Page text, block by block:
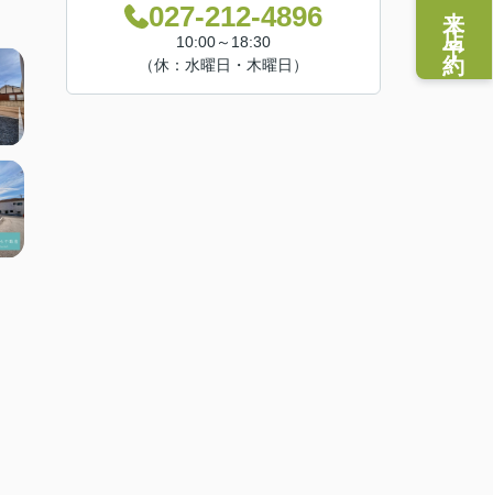
027-212-4896
10:00～18:30
（休：水曜日・木曜日）
来店予約